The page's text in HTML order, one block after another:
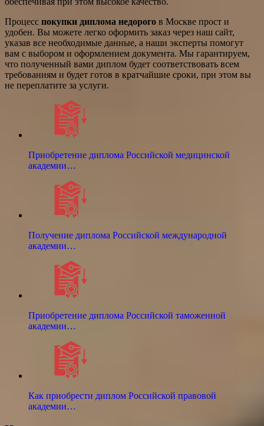
Процесс покупки диплома недорого в Москве прост и
удобен. Вы можете легко оформить заказ через наш сайт,
указав все необходимые данные, а наши эксперты помогут
вам с выбором и оформлением документа. Мы гарантируем,
что полученный вами диплом будет соответствовать всем
требованиям и будет готов в кратчайшие сроки, при этом вы
не переплатите за услуги.
Приобретение диплома Российской медицинской
академии…
Получение диплома Российской международной
академии…
Приобретение диплома Российской таможенной
академии…
Как приобрести диплом Российской правовой
академии…